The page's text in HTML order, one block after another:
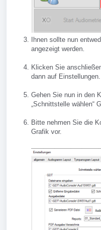
Ihnen sollte nun
angezeigt werden.
Klicken Sie
dann auf Einstellungen.
Gehen Sie nun in den
„Schnittstelle wählen“
Bitte nehmen Sie die
Grafik vor.